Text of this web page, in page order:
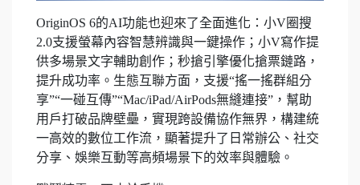
OriginOS 6的AI功能也迎來了全面進化：小V圈搜
2.0支援螢幕內容智慧辨識與一鍵操作；小V寫作提
供多場景文字輔助創作；秒搶引擎優化搶票鏈路，
提升成功率。生態互聯方面，支援“搖一搖群組分
享”“一碰互傳”“Mac/iPad/AirPods無縫連接”，幫助
用戶打破品牌壁壘，實現跨設備協作無界，構建統
一高效的數位工作流，顯著提升了日常辦公、社交
分享、娛樂互動等高頻場景下的效率與體驗。